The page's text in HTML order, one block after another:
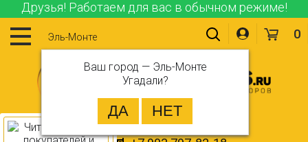
Друзья! Работаем для вас в обычном режиме!
Эль-Монте
Ваш город — Эль-Монте
Угадали?
0